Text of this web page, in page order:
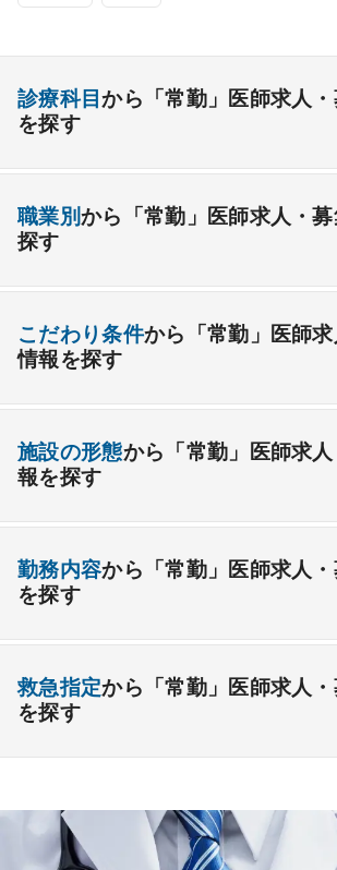
診療科目から「常勤」医師求人
を探す
内科系
一般内科 呼吸器内科 消化器内科
老人内科 リウマチ内科
消化器外科
整形外科 形成外科 美容外科
その他
心療内科 泌尿器科 眼科 耳鼻
皮膚科
放射線科 救命救急科 病理科
職業別から「常勤」医師求人・
探す
こだわり条件から「常勤」医師
情報を探す
開業支援あり
外来のみの勤務可能 給与インセンテ
夜間当直なしの勤務可
後期研修可能 週4日の勤務可能
オンコールなしの勤務可能 セカンド
施設の形態から「常勤」医師求
報を探す
療養＋精神
勤務内容から「常勤」医師求人
を探す
検査
救急指定から「常勤」医師求人
を探す